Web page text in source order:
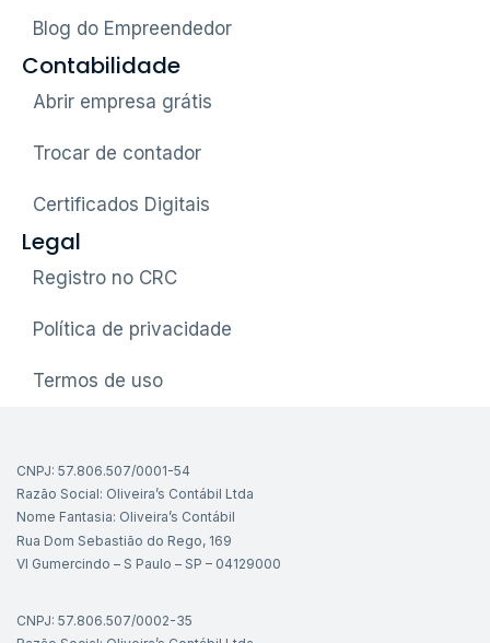
Blog do Empreendedor
Contabilidade
Abrir empresa grátis
Trocar de contador
Certificados Digitais
Legal
Registro no CRC
Política de privacidade
Termos de uso
CNPJ: 57.806.507/0001-54
Razão Social: Oliveira’s Contábil Ltda
Nome Fantasia: Oliveira’s Contábil
Rua Dom Sebastião do Rego, 169
Vl Gumercindo – S Paulo – SP – 04129000
CNPJ: 57.806.507/0002-35